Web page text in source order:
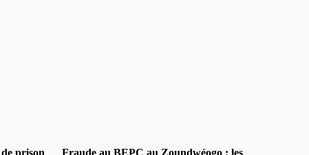
prison Fraude au BEPC au Zoundwéogo : les